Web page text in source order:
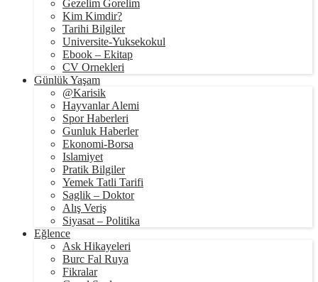
Gezelim Gorelim
Kim Kimdir?
Tarihi Bilgiler
Universite-Yuksekokul
Ebook – Ekitap
CV Ornekleri
Günlük Yaşam
@Karisik
Hayvanlar Alemi
Spor Haberleri
Gunluk Haberler
Ekonomi-Borsa
Islamiyet
Pratik Bilgiler
Yemek Tatli Tarifi
Saglik – Doktor
Alış Veriş
Siyasat – Politika
Eğlence
Ask Hikayeleri
Burc Fal Ruya
Fikralar